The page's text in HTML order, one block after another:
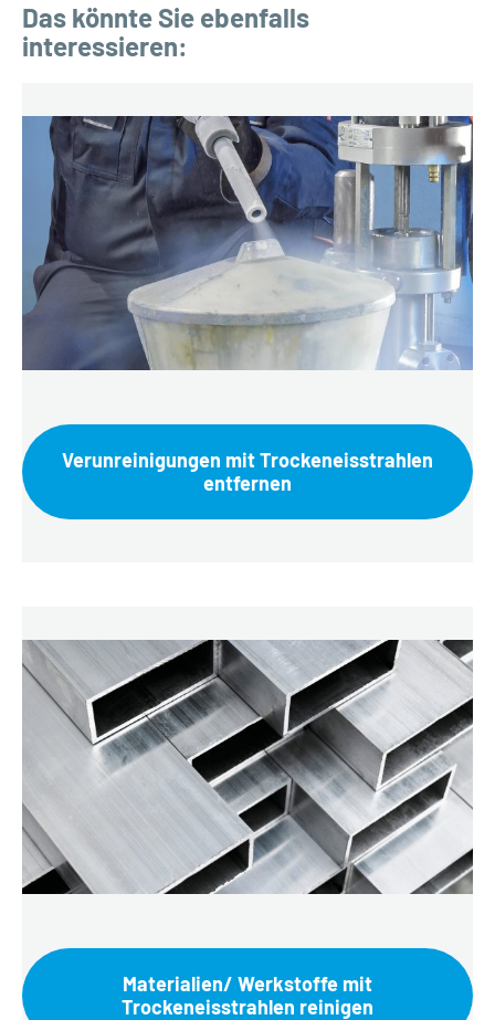
Das könnte Sie ebenfalls
interessieren:
Verunreinigungen mit Trockeneisstrahlen
entfernen
Materialien/ Werkstoffe mit
Trockeneisstrahlen reinigen